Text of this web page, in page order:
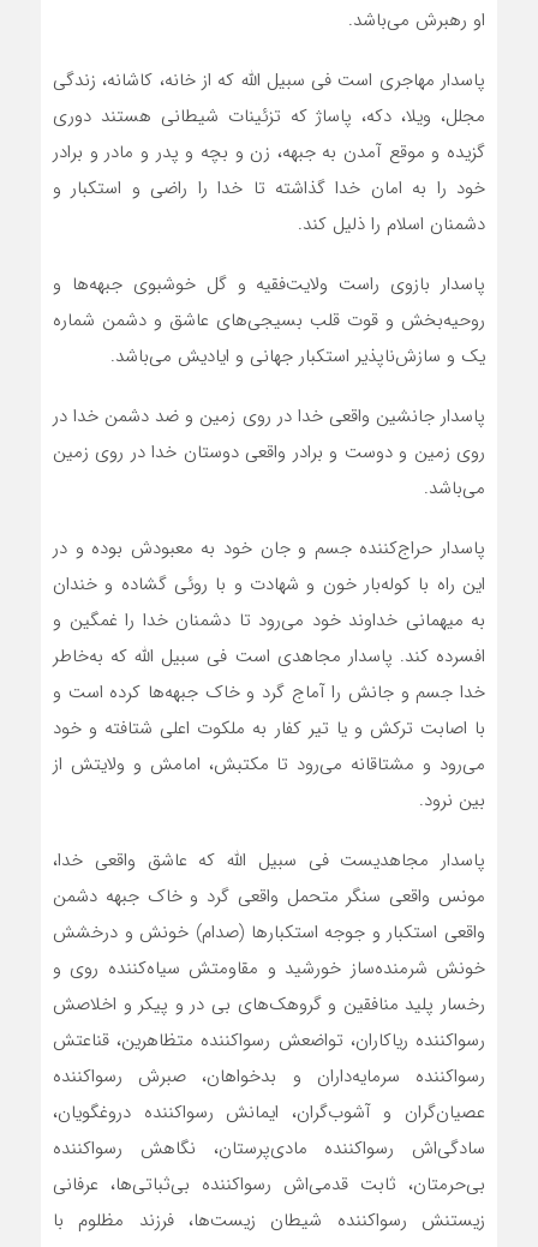
او رهبرش می‌باشد.
پاسدار مهاجری است فی سبیل الله که از خانه، کاشانه، زندگی
مجلل، ویلا، دکه، پاساژ که تزئینات شیطانی هستند دوری
گزیده و موقع آمدن به جبهه، زن و بچه و پدر و مادر و برادر
خود را به امان خدا گذاشته تا خدا را راضی و استکبار و
دشمنان اسلام را ذلیل کند.
پاسدار بازوی راست ولایت‌فقیه و گل خوشبوی جبهه‌ها و
روحیه‌بخش و قوت قلب بسیجی‌های عاشق و دشمن شماره
یک و سازش‌ناپذیر استکبار جهانی و ایادیش می‌باشد.
پاسدار جانشین واقعی خدا در روی زمین و ضد دشمن خدا در
روی زمین و دوست و برادر واقعی دوستان خدا در روی زمین
می‌باشد.
پاسدار حراج‌کننده جسم و جان خود به معبودش بوده و در
این راه با کوله‌بار خون و شهادت و با روئی گشاده و خندان
به میهمانی خداوند خود می‌رود تا دشمنان خدا را غمگین و
افسرده کند. پاسدار مجاهدی است فی سبیل الله که به‌خاطر
خدا جسم و جانش را آماج گرد و خاک جبهه‌ها کرده است و
با اصابت ترکش و یا تیر کفار به ملکوت اعلی شتافته و خود
می‌رود و مشتاقانه می‌رود تا مکتبش، امامش و ولایتش از
بین نرود.
پاسدار مجاهدیست فی سبیل الله که عاشق واقعی خدا،
مونس واقعی سنگر متحمل واقعی گرد و خاک جبهه دشمن
واقعی استکبار و جوجه استکبارها (صدام) خونش و درخشش
خونش شرمنده‌ساز خورشید و مقاومتش سیاه‌کننده روی و
رخسار پلید منافقین و گروهک‌های بی در و پیکر و اخلاصش
رسواکننده ریاکاران، تواضعش رسواکننده متظاهرین، قناعتش
رسواکننده سرمایه‌داران و بدخواهان، صبرش رسواکننده
عصیان‌گران و آشوب‌گران، ایمانش رسواکننده دروغگویان،
سادگی‌اش رسواکننده مادی‌پرستان، نگاهش رسواکننده
بی‌حرمتان، ثابت قدمی‌اش رسواکننده بی‌ثباتی‌ها، عرفانی
زیستنش رسواکننده شیطان زیست‌ها، فرزند مظلوم با